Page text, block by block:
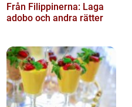
Från Filippinerna: Laga
adobo och andra rätter